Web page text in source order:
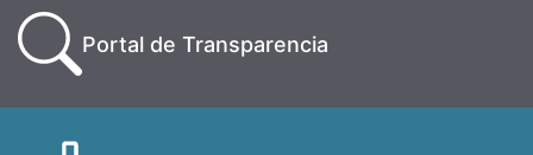
Portal de Transparencia